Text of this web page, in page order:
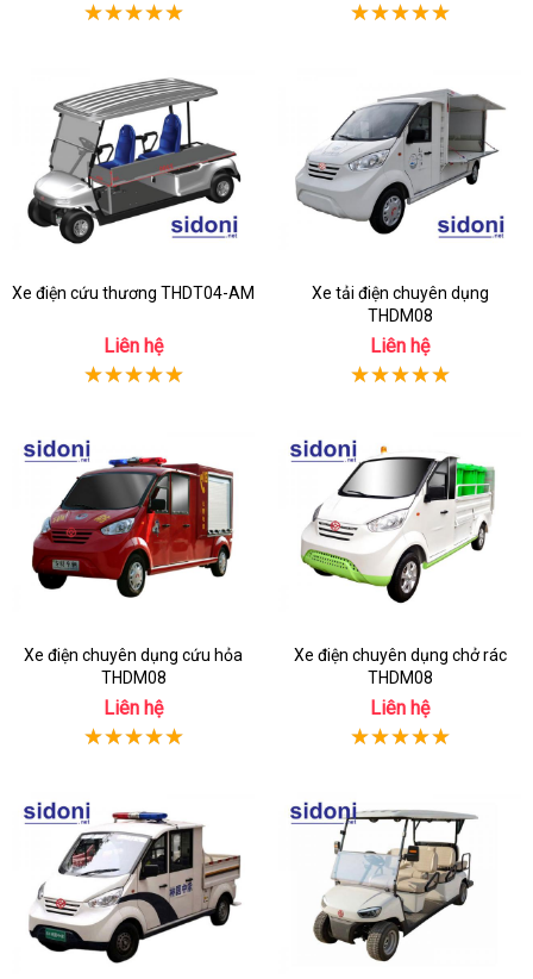
Xe điện cứu thương THDT04-AM
Liên hệ
Xe tải điện chuyên dụng
THDM08
Liên hệ
Xe điện chuyên dụng cứu hỏa
THDM08
Liên hệ
Xe điện chuyên dụng chở rác
THDM08
Liên hệ